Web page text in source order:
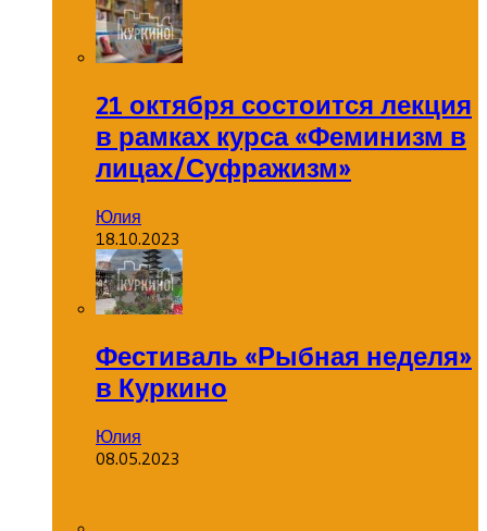
21 октября состоится лекция
в рамках курса «Феминизм в
лицах/Суфражизм»
Юлия
18.10.2023
Фестиваль «Рыбная неделя»
в Куркино
Юлия
08.05.2023